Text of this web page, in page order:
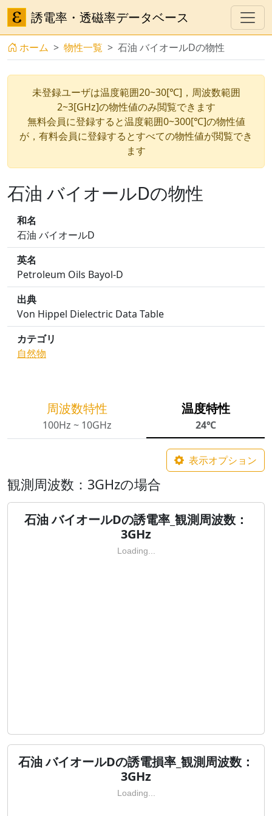
誘電率・透磁率データベース
ホーム 物性一覧 石油 バイオールDの物性
未登録ユーザは温度範囲20~30[℃]，周波数範囲
2~3[GHz]の物性値のみ閲覧できます
無料会員に登録すると温度範囲0~300[℃]の物性値
が，有料会員に登録するとすべての物性値が閲覧でき
ます
石油 バイオールDの物性
和名
石油 バイオールD
英名
Petroleum Oils Bayol-D
出典
Von Hippel Dielectric Data Table
カテゴリ
自然物
周波数特性
100Hz ~ 10GHz
温度特性
24℃
表示オプション
観測周波数：3GHzの場合
石油 バイオールDの誘電率_観測周波数：
3GHz
Loading...
石油 バイオールDの誘電損率_観測周波数：
3GHz
Loading...